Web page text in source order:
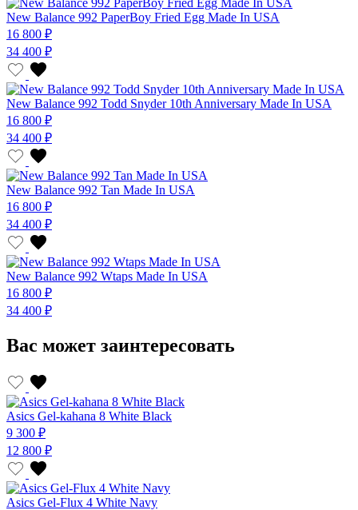
New Balance 992 PaperBoy Fried Egg Made In USA
16 800 ₽
34 400 ₽
New Balance 992 Todd Snyder 10th Anniversary Made In USA
16 800 ₽
34 400 ₽
New Balance 992 Tan Made In USA
16 800 ₽
34 400 ₽
New Balance 992 Wtaps Made In USA
16 800 ₽
34 400 ₽
Вас может заинтересовать
Asics Gel-kahana 8 White Black
9 300 ₽
12 800 ₽
Asics Gel-Flux 4 White Navy